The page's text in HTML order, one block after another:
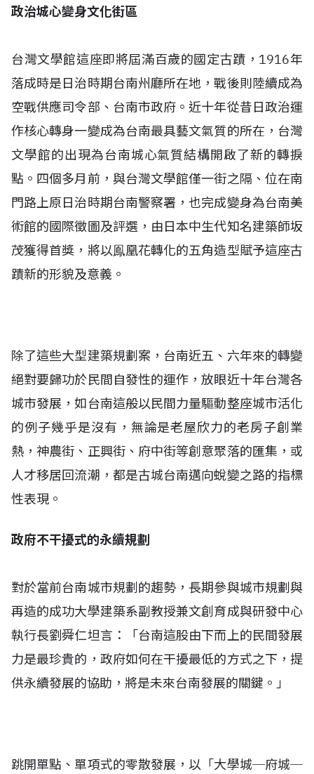
政治城心變身文化街區
台灣文學館這座即將屆滿百歲的國定古蹟，1916年
落成時是日治時期台南州廳所在地，戰後則陸續成為
空戰供應司令部、台南市政府。近十年從昔日政治運
作核心轉身一變成為台南最具藝文氣質的所在，台灣
文學館的出現為台南城心氣質結構開啟了新的轉捩
點。四個多月前，與台灣文學館僅一街之隔、位在南
門路上原日治時期台南警察署，也完成變身為台南美
術館的國際徵圖及評選，由日本中生代知名建築師坂
茂獲得首獎，將以鳯凰花轉化的五角造型賦予這座古
蹟新的形貌及意義。
除了這些大型建築規劃案，台南近五、六年來的轉變
絕對要歸功於民間自發性的運作，放眼近十年台灣各
城市發展，如台南這般以民間力量驅動整座城市活化
的例子幾乎是沒有，無論是老屋欣力的老房子創業
熱，神農街、正興街、府中街等創意聚落的匯集，或
人才移居回流潮，都是古城台南邁向蛻變之路的指標
性表現。
政府不干擾式的永續規劃
對於當前台南城市規劃的趨勢，長期參與城市規劃與
再造的成功大學建築系副教授兼文創育成與研發中心
執行長劉舜仁坦言：「台南這股由下而上的民間發展
力是最珍貴的，政府如何在干擾最低的方式之下，提
供永續發展的協助，將是未來台南發展的關鍵。」
跳開單點、單項式的零散發展，以「大學城─府城─